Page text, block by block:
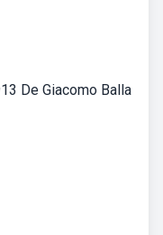
De Giacomo Balla